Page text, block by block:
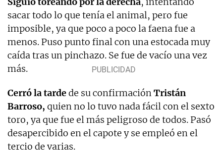
sacar todo lo que tenía el animal, pero fue
imposible, ya que poco a poco la faena fue a
menos. Puso punto final con una estocada muy
caída tras un pinchazo. Se fue de vacío una vez
más.
Cerró la tardede su confirmaciónTristán
Barroso, quien no lo tuvo nada fácil con el sexto
toro, ya que fue el más peligroso de todos. Pasó
desapercibido en el capote y se empleó en el
tercio de varias.